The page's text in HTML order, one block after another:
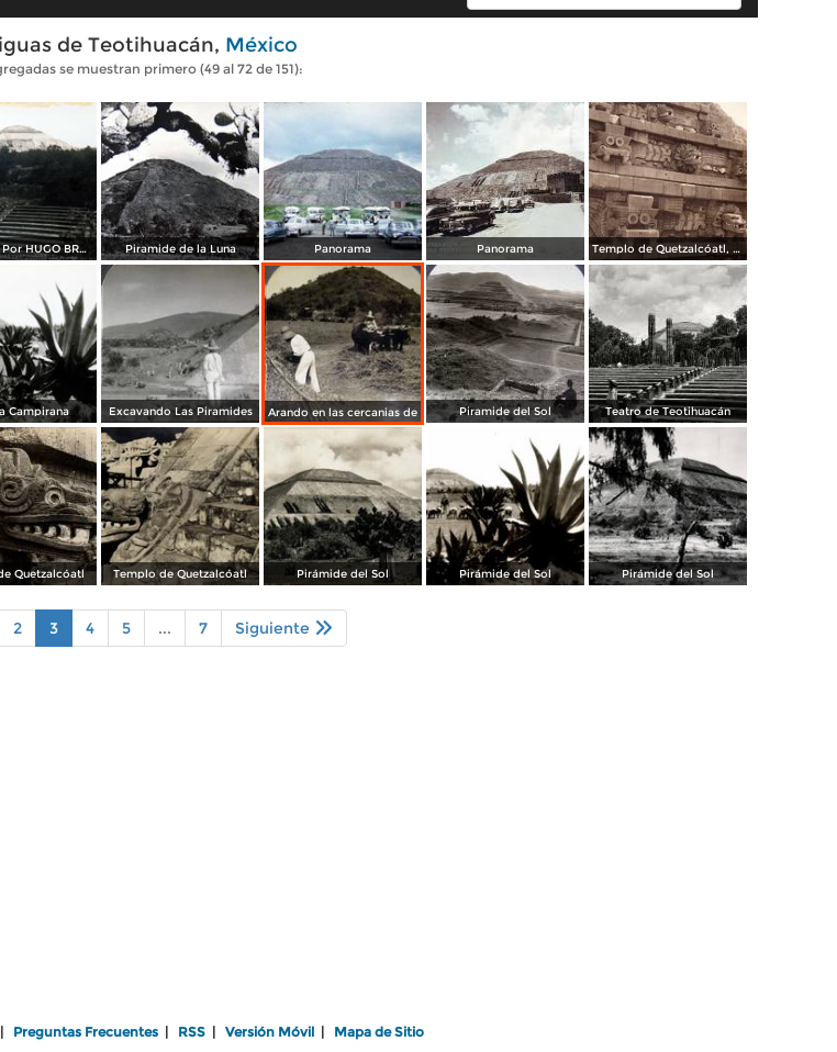
de Teotihuacán, México
se muestran primero (49 al 72 de 151):
Panorama Por HUGO BREHME Piramide de la Luna Panorama Panorama Templo de Quetzalcóatl, en la Ciudadela (circa 1920)
Campirana Excavando Las Piramides Arando en las cercanias de Piramide del Sol Teatro de Teotihuacán
Quetzalcóatl Templo de Quetzalcóatl Pirámide del Sol Pirámide del Sol Pirámide del Sol
2 3 4 5 ... 7 Siguiente
Preguntas Frecuentes RSS Versión Móvil Mapa de Sitio